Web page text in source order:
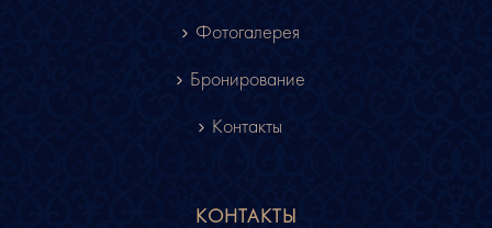
Фотогалерея
Бронирование
Контакты
КОНТАКТЫ